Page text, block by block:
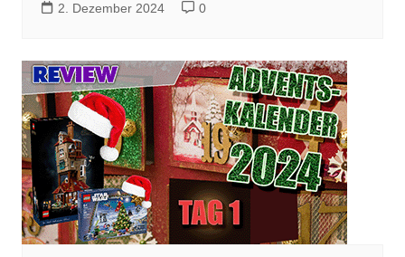
2. Dezember 2024 0